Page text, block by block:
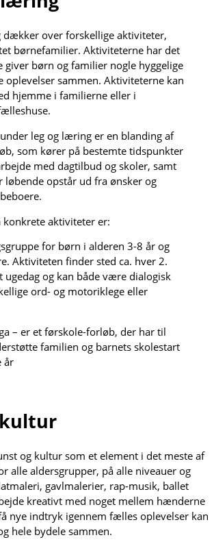
dækker over forskellige aktiviteter,
børnefamilier. Aktiviteterne har det
børn og familier nogle hyggelige
oplevelser sammen. Aktiviteterne kan
hjemme i familierne eller i
leg og læring er en blanding af
som kører på bestemte tidspunkter
med dagtilbud og skoler, samt
løbende opstår ud fra ønsker og
konkrete aktiviteter er:
for børn i alderen 3-8 år og
Aktiviteten finder sted ca. hver 2.
ugedag og kan både være dialogisk
ord- og motoriklege eller
– er et førskole-forløb, der har til
familien og barnets skolestart
år
og kultur som et element i det meste af
alle aldersgrupper, på alle niveauer og
gavlmalerier, rap-musik, ballet
kreativt med noget mellem hænderne
nye indtryk igennem fælles oplevelser kan
hele bydele sammen.